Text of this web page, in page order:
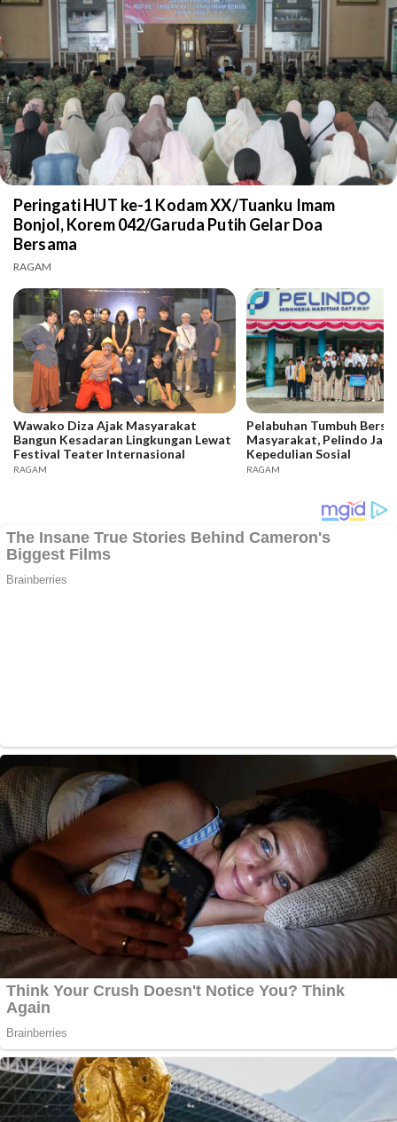
Peringati HUT ke-1 Kodam XX/Tuanku Imam
Bonjol, Korem 042/Garuda Putih Gelar Doa
Bersama
RAGAM
Wawako Diza Ajak Masyarakat
Bangun Kesadaran Lingkungan Lewat
Festival Teater Internasional
RAGAM
Pelabuhan Tumbuh
Masyarakat, Pelindo
Kepedulian Sosial
RAGAM